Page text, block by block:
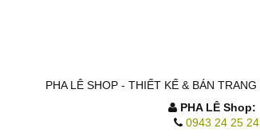
PHA LÊ SHOP - THIẾT KẾ & BÁN
PHA LÊ Shop:
0943 24 25 24